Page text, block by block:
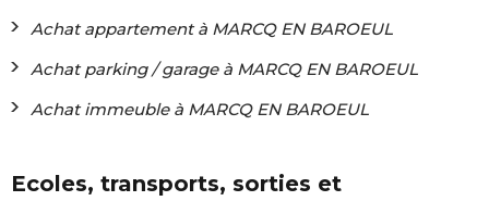
Achat appartement à MARCQ EN BAROEUL
Achat parking / garage à MARCQ EN BAROEUL
Achat immeuble à MARCQ EN BAROEUL
Ecoles, transports, sorties et